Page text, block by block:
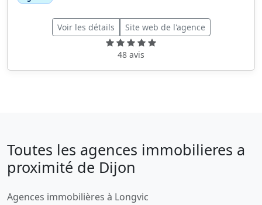
Voir les détails Site web de l'agence
48 avis
Toutes les agences immobilieres a
proximité de Dijon
Agences immobilières à Longvic